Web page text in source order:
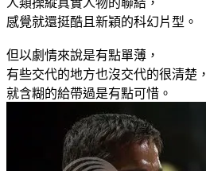
感覺就還挺酷且新穎的科幻片型。
但以劇情來說是有點單薄，
有些交代的地方也沒交代的很清楚，
就含糊的給帶過是有點可惜。